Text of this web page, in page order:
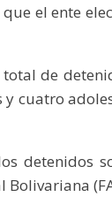
el ente
de
cuatro
detenidos